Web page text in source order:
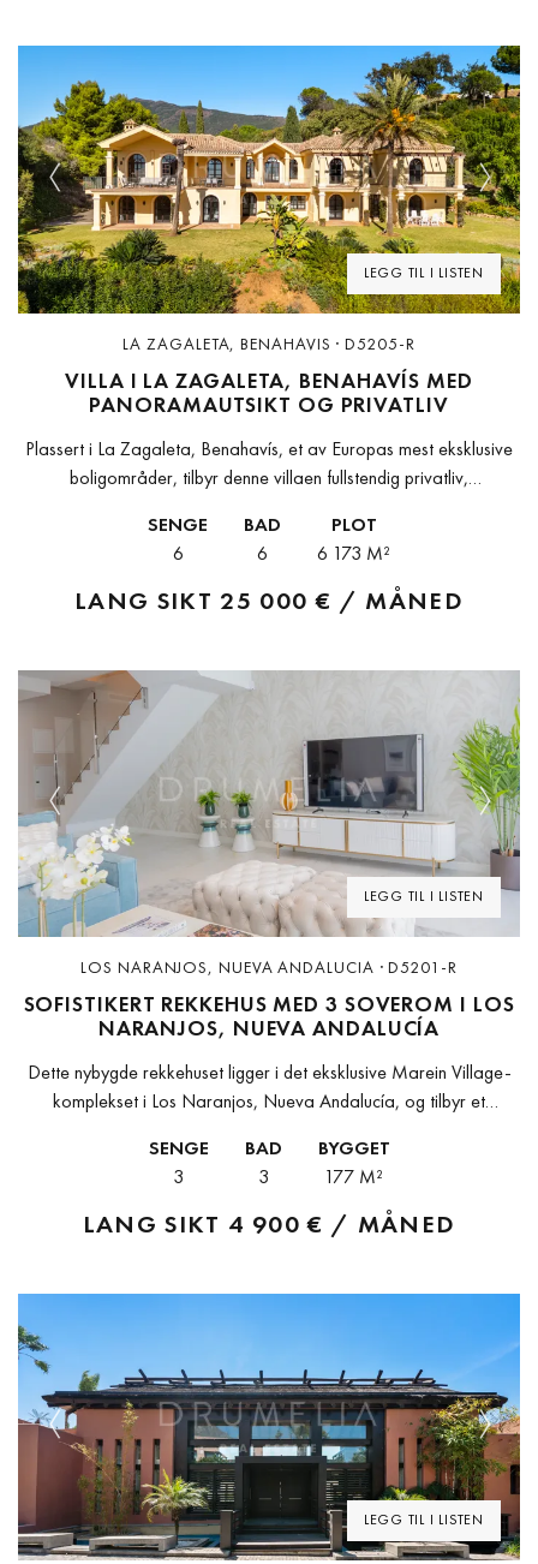
LEGG TIL I LISTEN
Previous Next
LA ZAGALETA, BENAHAVIS · D5205-R
VILLA I LA ZAGALETA, BENAHAVÍS MED
PANORAMAUTSIKT OG PRIVATLIV
Plassert i La Zagaleta, Benahavís, et av Europas mest eksklusive
boligområder, tilbyr denne villaen fullstendig privatliv,
golfbaner, klubbhus, helikopterplattform og interne fellestjenester....
SENGE
6
BAD
6
PLOT
6 173 M²
LANG SIKT 25 000 € / MÅNED
LEGG TIL I LISTEN
Previous Next
LOS NARANJOS, NUEVA ANDALUCIA · D5201-R
SOFISTIKERT REKKEHUS MED 3 SOVEROM I LOS
NARANJOS, NUEVA ANDALUCÍA
Dette nybygde rekkehuset ligger i det eksklusive Marein Village-
komplekset i Los Naranjos, Nueva Andalucía, og tilbyr et
km fra...
SENGE
3
BAD
3
BYGGET
177 M²
LANG SIKT 4 900 € / MÅNED
LEGG TIL I LISTEN
Previous Next